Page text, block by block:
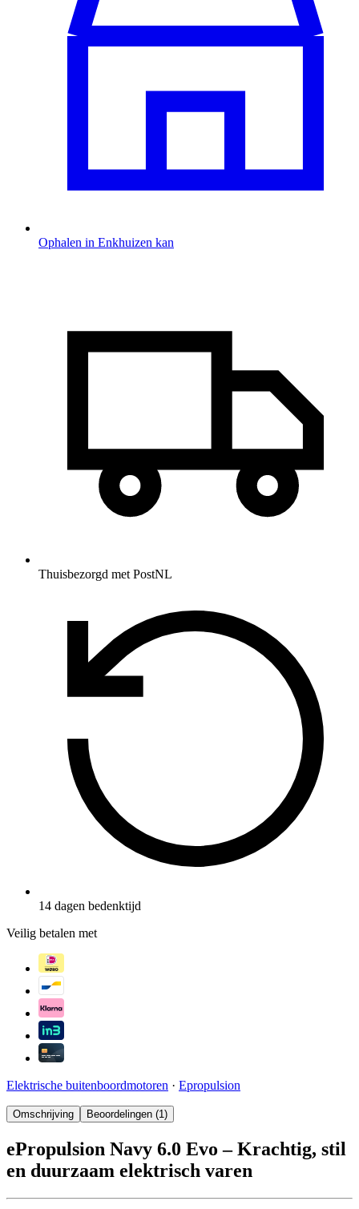
Ophalen in Enkhuizen kan
Thuisbezorgd met PostNL
14 dagen bedenktijd
Veilig betalen met
Elektrische buitenboordmotoren · Epropulsion
Omschrijving Beoordelingen (1)
ePropulsion Navy 6.0 Evo – Krachtig, stil
en duurzaam elektrisch varen